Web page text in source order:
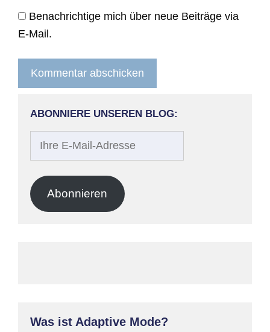
Benachrichtige mich über neue Beiträge via
E-Mail.
ABONNIERE UNSEREN BLOG:
Adresse
Abonnieren
Was ist Adaptive Mode?